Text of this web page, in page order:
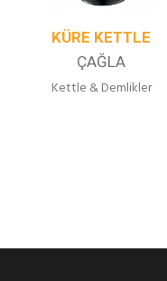
KÜRE KETTLE
ÇAĞLA
Kettle & Demlikler